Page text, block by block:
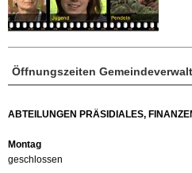
Öffnungszeiten
ABTEILUNGEN PRÄSIDIALES,
Montag
geschlossen